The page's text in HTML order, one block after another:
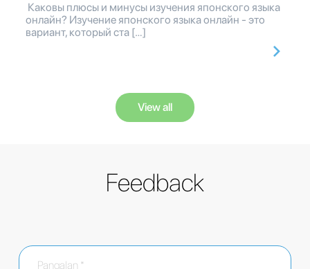
Каковы плюсы и минусы изучения японского языка
онлайн? Изучение японского языка онлайн - это
вариант, который ста […]
View all
Feedback